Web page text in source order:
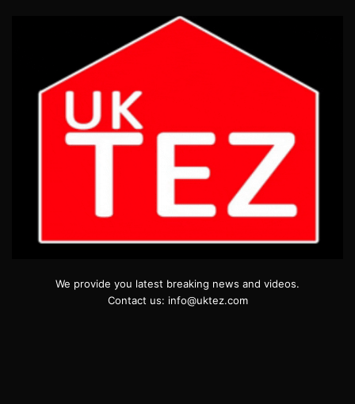
We provide you latest breaking news and videos.
Contact us: info@uktez.com